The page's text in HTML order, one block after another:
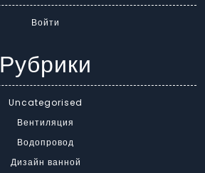
Войти
Рубрики
Uncategorised
Вентиляция
Водопровод
Дизайн ванной